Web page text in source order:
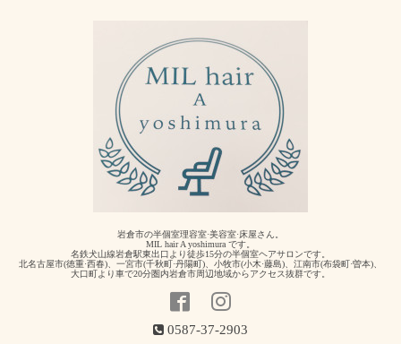
岩倉市の半個室理容室·美容室·床屋さん。
MIL hair A yoshimura です。
名鉄犬山線岩倉駅東出口より徒歩15分の半個室ヘアサロンです。
北名古屋市(徳重·西春)、一宮市(千秋町·丹陽町)、小牧市(小木·藤島)、江南市(布袋町·曽本)、
大口町より車で20分圏内岩倉市周辺地域からアクセス抜群です。
0587-37-2903